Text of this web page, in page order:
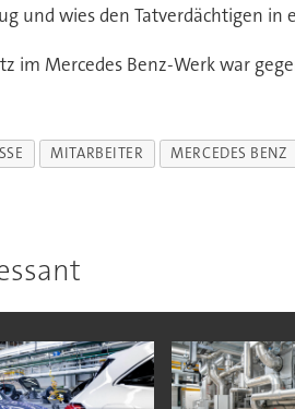
und wies den Tatverdächtigen in
im Mercedes Benz-Werk war
MITARBEITER MERCEDES BENZ